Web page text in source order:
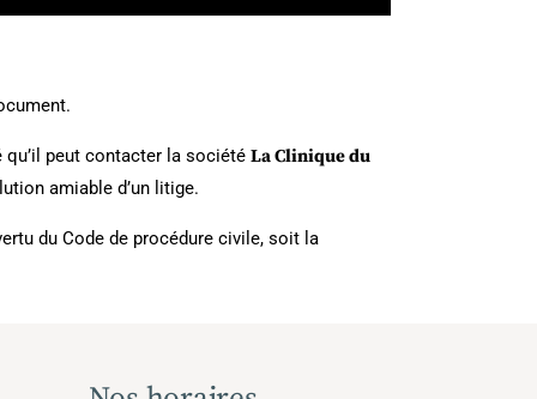
peut contacter la société La Clinique du
amiable d’un litige.
du Code de procédure civile, soit la